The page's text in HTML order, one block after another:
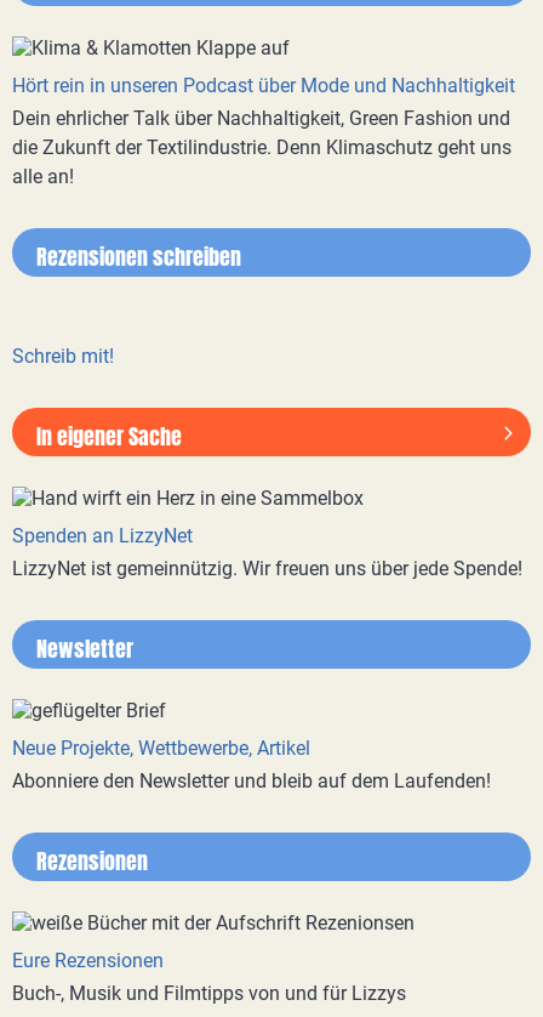
Hört rein in unseren Podcast über Mode und Nachhaltigkeit
Dein ehrlicher Talk über Nachhaltigkeit, Green Fashion und
die Zukunft der Textilindustrie. Denn Klimaschutz geht uns
alle an!
Rezensionen schreiben
Schreib mit!
In eigener Sache
Spenden an LizzyNet
LizzyNet ist gemeinnützig. Wir freuen uns über jede Spende!
Newsletter
Neue Projekte, Wettbewerbe, Artikel
Abonniere den Newsletter und bleib auf dem Laufenden!
Rezensionen
Eure Rezensionen
Buch-, Musik und Filmtipps von und für Lizzys